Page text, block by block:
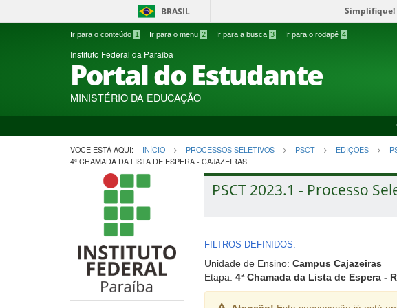
BRASIL Simplifique!
Ir para o conteúdo 1 Ir para o menu 2 Ir para a busca 3 Ir para o rodapé 4
Instituto Federal da Paraíba
Portal do Estudante
MINISTÉRIO DA EDUCAÇÃO
VOCÊ ESTÁ AQUI: INÍCIO PROCESSOS SELETIVOS PSCT EDIÇÕES
4ª CHAMADA DA LISTA DE ESPERA - CAJAZEIRAS
PSCT 2023.1 - Processo
FILTROS DEFINIDOS:
Unidade de Ensino: Campus Cajazeiras
Etapa: 4ª Chamada da Lista de Espera -